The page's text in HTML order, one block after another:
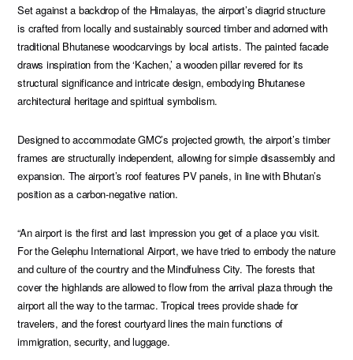
Set against a backdrop of the Himalayas, the airport’s diagrid structure
is crafted from locally and sustainably sourced timber and adorned with
traditional Bhutanese woodcarvings by local artists. The painted facade
draws inspiration from the ‘Kachen,’ a wooden pillar revered for its
structural significance and intricate design, embodying Bhutanese
architectural heritage and spiritual symbolism.
Designed to accommodate GMC’s projected growth, the airport’s timber
frames are structurally independent, allowing for simple disassembly and
expansion. The airport’s roof features PV panels, in line with Bhutan’s
position as a carbon-negative nation.
“An airport is the first and last impression you get of a place you visit.
For the Gelephu International Airport, we have tried to embody the nature
and culture of the country and the Mindfulness City. The forests that
cover the highlands are allowed to flow from the arrival plaza through the
airport all the way to the tarmac. Tropical trees provide shade for
travelers, and the forest courtyard lines the main functions of
immigration, security, and luggage.